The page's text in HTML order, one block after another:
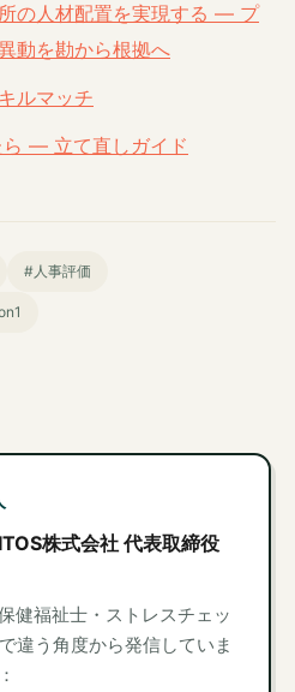
の人材配置を実現する — プ
動を勘から根拠へ
ルマッチ
ら ― 立て直しガイド
#人事評価
株式会社 代表取締役
健福祉士・ストレスチェッ
違う角度から発信していま